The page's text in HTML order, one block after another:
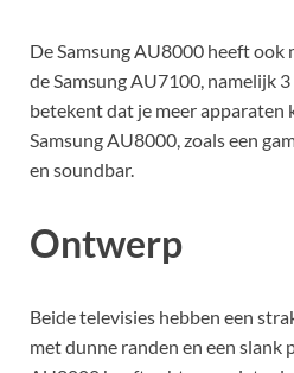
De Samsung AU8000 heeft
de Samsung AU7100, namelijk
betekent dat je meer apparaten
Samsung AU8000, zoals een
en soundbar.
Ontwerp
Beide televisies hebben een
met dunne randen en een slank